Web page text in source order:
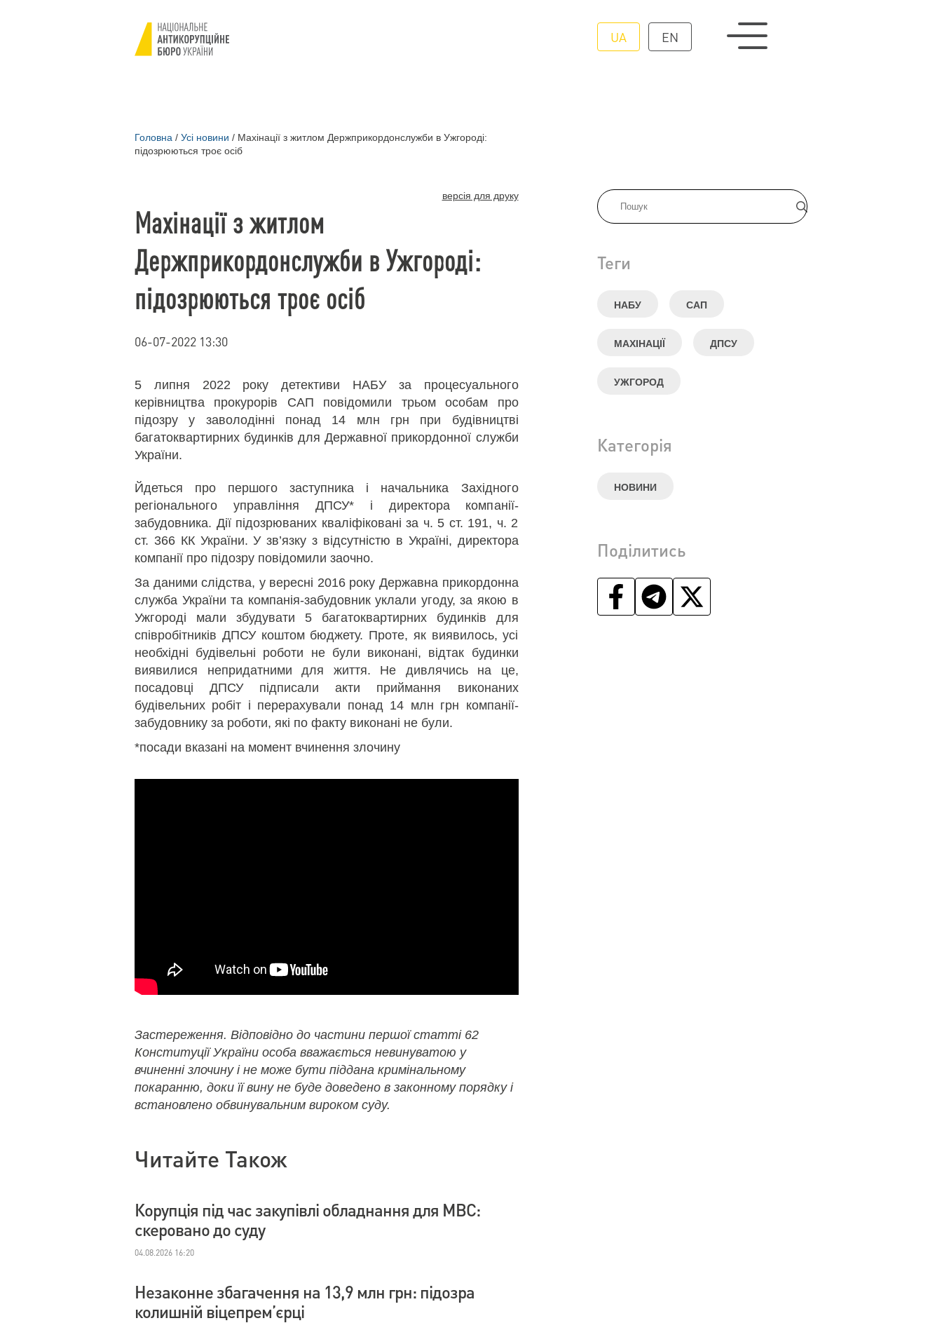
UA EN
Головна / Усі новини / Махінації з житлом Держприкордонслужби в Ужгороді:
підозрюються троє осіб
Теги
НАБУ САП
МАХІНАЦІЇ ДПСУ
УЖГОРОД
Категорія
НОВИНИ
Поділитись
версія для друку
Махінації з житлом
Держприкордонслужби в Ужгороді:
підозрюються троє осіб
06-07-2022 13:30
5 липня 2022 року детективи НАБУ за процесуального
керівництва прокурорів САП повідомили трьом особам про
підозру у заволодінні понад 14 млн грн при будівництві
багатоквартирних будинків для Державної прикордонної служби
України.
Йдеться про першого заступника і начальника Західного
регіонального управління ДПСУ* і директора компанії-
забудовника. Дії підозрюваних кваліфіковані за ч. 5 ст. 191, ч. 2
ст. 366 КК України. У зв’язку з відсутністю в Україні, директора
компанії про підозру повідомили заочно.
За даними слідства, у вересні 2016 року Державна прикордонна
служба України та компанія-забудовник уклали угоду, за якою в
Ужгороді мали збудувати 5 багатоквартирних будинків для
співробітників ДПСУ коштом бюджету. Проте, як виявилось, усі
необхідні будівельні роботи не були виконані, відтак будинки
виявилися непридатними для життя. Не дивлячись на це,
посадовці ДПСУ підписали акти приймання виконаних
будівельних робіт і перерахували понад 14 млн грн компанії-
забудовнику за роботи, які по факту виконані не були.
*посади вказані на момент вчинення злочину
Застереження. Відповідно до частини першої статті 62
Конституції України особа вважається невинуватою у
вчиненні злочину і не може бути піддана кримінальному
покаранню, доки її вину не буде доведено в законному порядку і
встановлено обвинувальним вироком суду.
Читайте Також
Корупція під час закупівлі обладнання для МВС:
скеровано до суду
04.08.2026 16:20
Незаконне збагачення на 13,9 млн грн: підозра
колишній віцепрем’єрці